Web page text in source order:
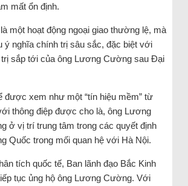
mất ổn định.
một hoạt động ngoại giao thường lệ, mà
ý nghĩa chính trị sâu sắc, đặc biệt với
sắp tới của ông Lương Cường sau Đại
được xem như một “tín hiệu mềm” từ
thông điệp được cho là, ông Lương
ở vị trí trung tâm trong các quyết định
Quốc trong mối quan hệ với Hà Nội.
tích quốc tế, Ban lãnh đạo Bắc Kinh
tục ủng hộ ông Lương Cường. Với